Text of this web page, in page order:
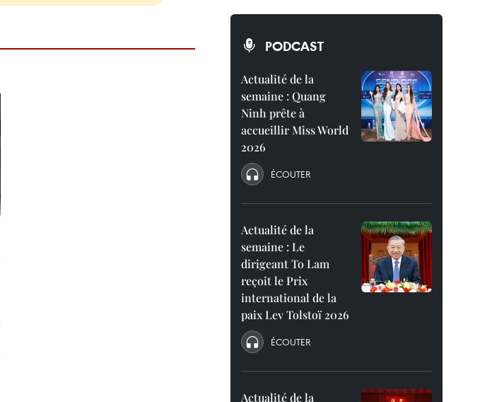
PODCAST
Actualité de la
semaine : Quang
Ninh prête à
accueillir Miss World
2026
ÉCOUTER
Actualité de la
semaine : Le
dirigeant To Lam
reçoit le Prix
international de la
paix Lev Tolstoï 2026
ÉCOUTER
Actualité de la